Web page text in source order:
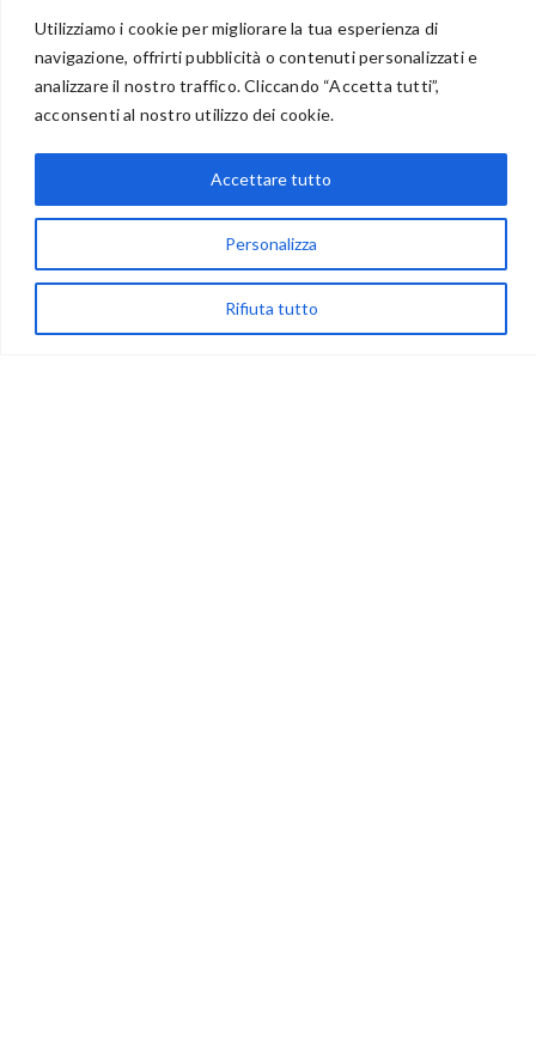
Utilizziamo i cookie per migliorare la tua esperienza di
navigazione, offrirti pubblicità o contenuti personalizzati e
analizzare il nostro traffico. Cliccando “Accetta tutti”,
acconsenti al nostro utilizzo dei cookie.
Personalizza
Rifiuta tutto
Accettare tutto
BENVENUTI NEL PORTALE RIVENDITORI
via Acqua delle Noci 12
83024 Monteforte Irpino (AV)
(+39) 081-7777233